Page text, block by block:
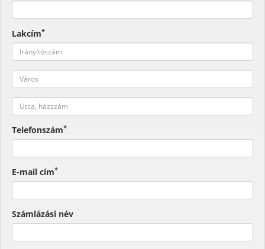
Lakcím*
Telefonszám*
E-mail cím*
Számlázási név